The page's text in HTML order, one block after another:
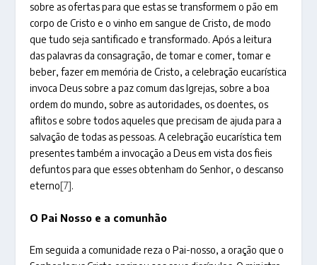
sobre as ofertas para que estas se transformem o pão em
corpo de Cristo e o vinho em sangue de Cristo, de modo
que tudo seja santificado e transformado. Após a leitura
das palavras da consagração, de tomar e comer, tomar e
beber, fazer em memória de Cristo, a celebração eucarística
invoca Deus sobre a paz comum das Igrejas, sobre a boa
ordem do mundo, sobre as autoridades, os doentes, os
aflitos e sobre todos aqueles que precisam de ajuda para a
salvação de todas as pessoas. A celebração eucarística tem
presentes também a invocação a Deus em vista dos fieis
defuntos para que esses obtenham do Senhor, o descanso
eterno[7].
O Pai Nosso e a comunhão
Em seguida a comunidade reza o Pai-nosso, a oração que o